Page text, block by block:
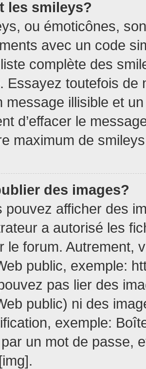
les smileys?
ou émoticônes,
avec un code
complète des
Essayez toutefois de
message illisible et
d’effacer le
maximum de
des images?
pouvez afficher des
a autorisé les
le forum. Autrement,
public, exemple:
pas lier des
public) ni des
exemple:
un mot de passe,